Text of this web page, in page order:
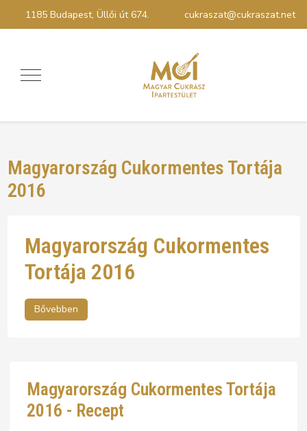
1185 Budapest, Üllői út 674. cukraszat@cukraszat.net
Magyarország Cukormentes Tortája
2016
Magyarország Cukormentes
Tortája 2016
Bővebben
Magyarország Cukormentes Tortája
2016 - Recept